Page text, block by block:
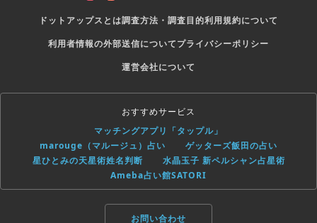
ドットアップスとは調査方法・調査目的利用規約について
利用者情報の外部送信についてプライバシーポリシー
運営会社について
おすすめサービス
マッチングアプリ「タップル」
marouge（マルージュ）占い
ゲッターズ飯田の占い
星ひとみの天星術姓名判断
水晶玉子 新ペルシャン占星術
Ameba占い館SATORI
お問い合わせ